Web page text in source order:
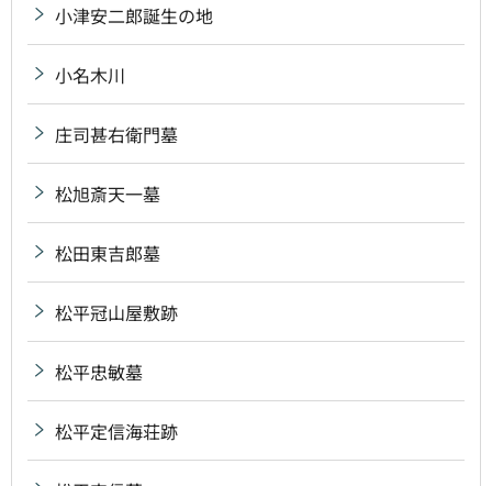
小津安二郎誕生の地
小名木川
庄司甚右衛門墓
松旭斎天一墓
松田東吉郎墓
松平冠山屋敷跡
松平忠敏墓
松平定信海荘跡